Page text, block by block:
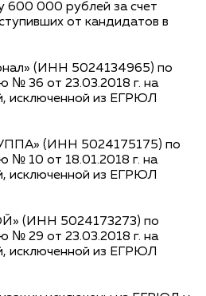
000 рублей за счет
от кандидатов в
(ИНН 5024134965) по
№ 36 от 23.03.2018 г. на
исключенной из ЕГРЮЛ
(ИНН 5024175175) по
№ 10 от 18.01.2018 г. на
исключенной из ЕГРЮЛ
(ИНН 5024173273) по
№ 29 от 23.03.2018 г. на
исключенной из ЕГРЮЛ